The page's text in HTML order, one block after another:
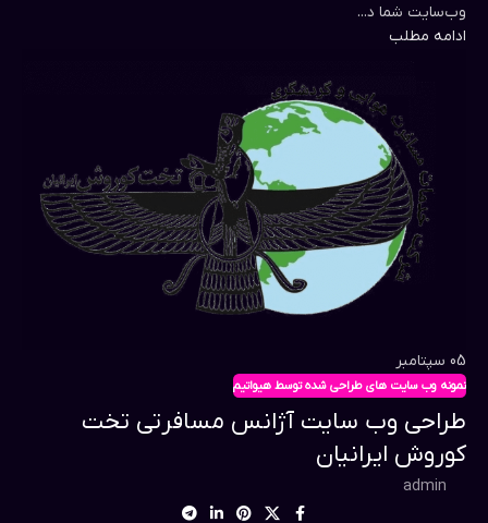
وب‌سایت شما د...
ادامه مطلب
05 سپتامبر
نمونه وب سایت های طراحی شده توسط هیواتیم
طراحی وب سایت آژانس مسافرتی تخت
کوروش ایرانیان
admin